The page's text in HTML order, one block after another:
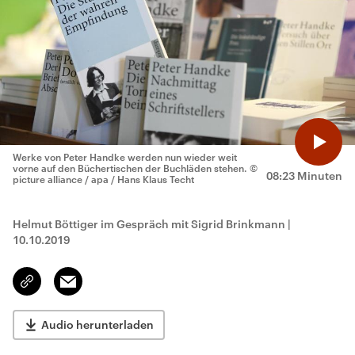
08:23 Minuten
Werke von Peter Handke werden nun wieder weit
vorne auf den Büchertischen der Buchläden stehen. ©
picture alliance / apa / Hans Klaus Techt
Helmut Böttiger im Gespräch mit Sigrid Brinkmann |
10.10.2019
Link
kopieren/teilen
Email
Audio herunterladen